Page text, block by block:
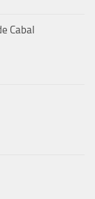
Cabal